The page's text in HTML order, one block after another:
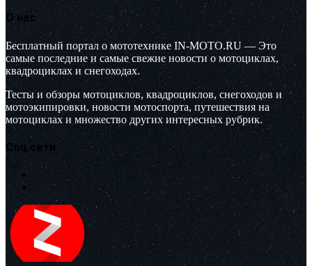
О нас
Бесплатный портал о мототехнике IN-MOTO.RU — Это
самые последние и самые свежие новости о мотоциклах,
квадроциклах и снегоходах.
Тесты и обзоры мотоциклов, квадроциклов, снегоходов и
мотоэкипировки, новости мотоспорта, путешествия на
мотоциклах и множество других интересных рубрик.
Соц.сети